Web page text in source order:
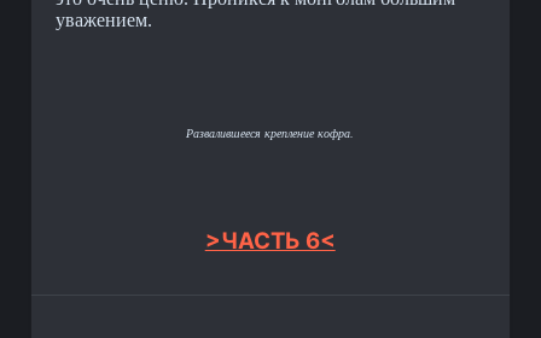
уважением.
Развалившееся крепление кофра.
>ЧАСТЬ 6<